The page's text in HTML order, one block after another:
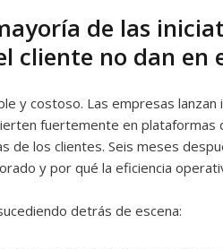
de las
cliente no dan en
y costoso. Las empresas
fuertemente en plataformas
de los clientes. Seis meses
y por qué la eficiencia
detrás de escena: